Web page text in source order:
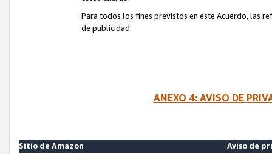
Para todos los fines previstos en este Acuerdo, las
de publicidad.
ANEXO 4: AVISO DE
Sitio de Amazon
Aviso de